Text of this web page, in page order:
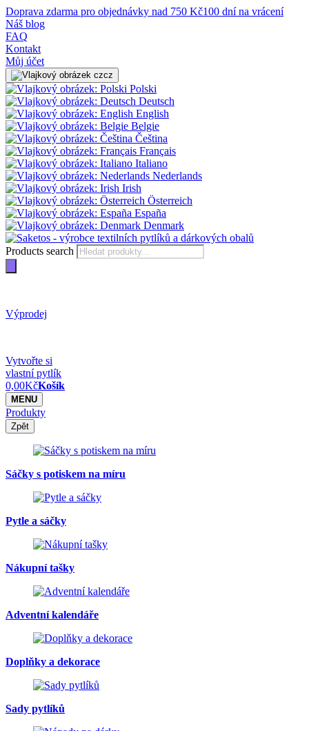
Doprava zdarma pro objednávky nad 750 Kč100 dní na vrácení
Náš blog
FAQ
Kontakt
Můj účet
cz
Polski
Deutsch
English
Belgie
Čeština
Français
Italiano
Nederlands
Irish
Österreich
España
Denmark
Products search
Výprodej
Vytvořte si
vlastní pytlík
0,00KčKošík
MENU
Produkty
Zpět
Sáčky s potiskem na míru
Pytle a sáčky
Nákupní tašky
Adventní kalendáře
Doplňky a dekorace
Sady pytlíků